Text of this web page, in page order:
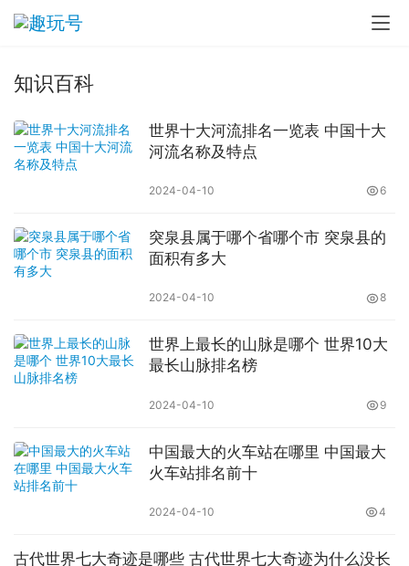
知识百科
世界十大河流排名一览表 中国十大
河流名称及特点
2024-04-10 6
突泉县属于哪个省哪个市 突泉县的
面积有多大
2024-04-10 8
世界上最长的山脉是哪个 世界10大
最长山脉排名榜
2024-04-10 9
中国最大的火车站在哪里 中国最大
火车站排名前十
2024-04-10 4
古代世界七大奇迹是哪些 古代世界七大奇迹为什么没长